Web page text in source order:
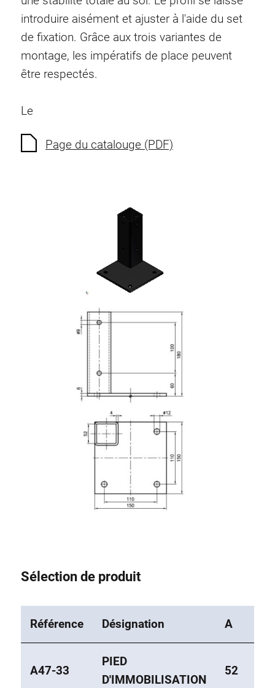
Ecrous à ressort
Sécurités de torsion
Raccordements à filet
Éléments de Raccordements de fond
Eléments de surface
Éléments dynamique
Colonne Elevatrice
Système de transrouler
introduire aisément et ajuster à l'aide du set
de fixation. Grâce aux trois variantes de
montage, les impératifs de place peuvent
être respectés.
Le
Page du catalouge (PDF)
Sélection de produit
Référence Désignation A
A47-33
PIED
D'IMMOBILISATION
52